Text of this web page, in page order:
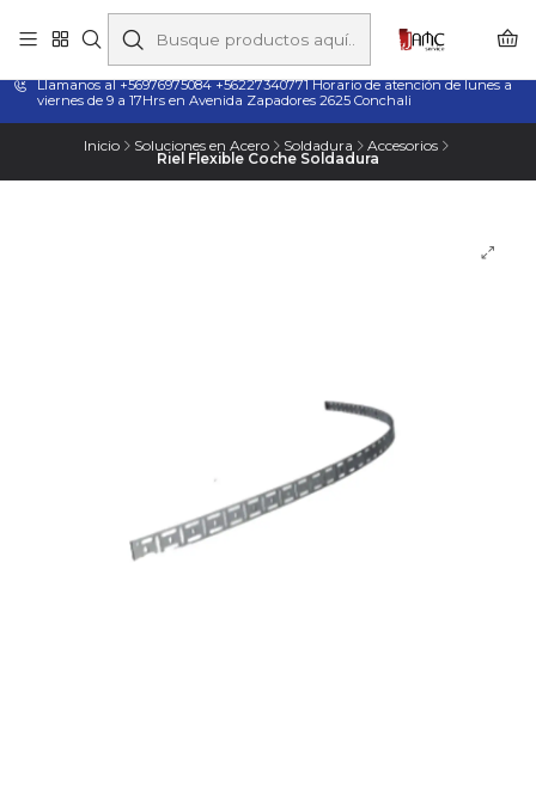
Taladros Magnéticos en Chile | Venta, Arriendo y Servicio
Técnico
Llamanos al +56976975084 +56227340771 Horario de atención de lunes a
viernes de 9 a 17Hrs en Avenida Zapadores 2625 Conchali
Inicio Soluciones en Acero Soldadura Accesorios
Riel Flexible Coche Soldadura